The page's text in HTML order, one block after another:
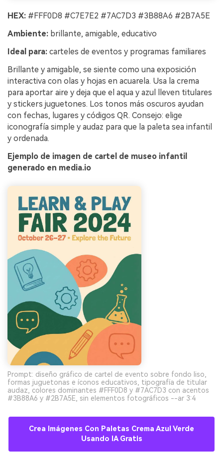
HEX: #FFF0D8 #C7E7E2 #7AC7D3 #3B88A6 #2B7A5E
Ambiente: brillante, amigable, educativo
Ideal para: carteles de eventos y programas familiares
Brillante y amigable, se siente como una exposición
interactiva con olas y hojas en acuarela. Usa la crema
para aportar aire y deja que el aqua y azul lleven titulares
y stickers juguetones. Los tonos más oscuros ayudan
con fechas, lugares y códigos QR. Consejo: elige
iconografía simple y audaz para que la paleta sea infantil
y ordenada.
Ejemplo de imagen de cartel de museo infantil
generado en media.io
Prompt: diseño gráfico de cartel de evento sobre fondo liso,
formas juguetonas e íconos educativos, tipografía de titular
audaz, colores dominantes #FFF0D8 y #7AC7D3 con acentos
#3B88A6 y #2B7A5E, sin elementos fotográficos --ar 3:4
Crea Imágenes Con Paletas Crema Azul Verde
Usando IA Gratis